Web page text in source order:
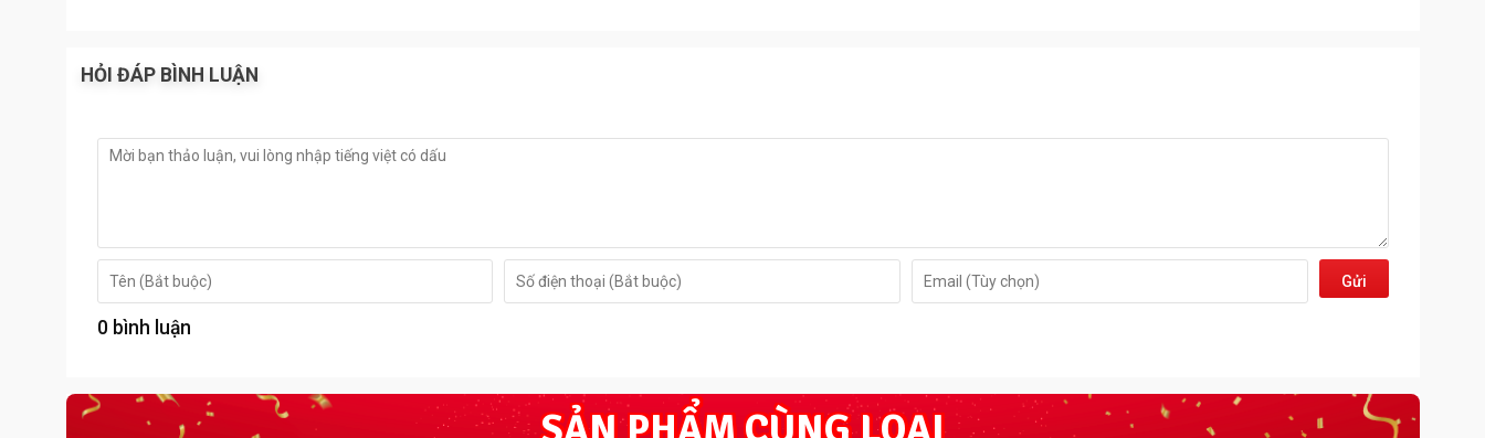
-Tính năng an toàn: két được cấu thành từ thép không rỉ đúc liền nguyên khối dày dặn, bản thân dày 60mm tăng
HỎI ĐÁP BÌNH LUẬN
Gửi
0 bình luận